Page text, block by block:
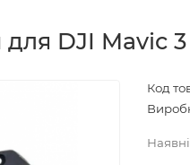
DJI Mavic 3
Код